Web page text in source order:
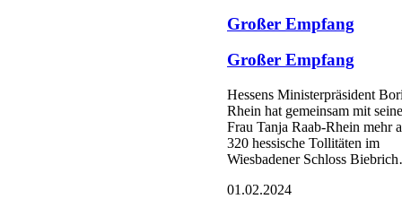
Großer Empfang
Großer Empfang
Hessens Ministerpräsident
Rhein hat gemeinsam mit
Frau Tanja Raab-Rhein mehr
320 hessische Tollitäten im
Wiesbadener Schloss
01.02.2024